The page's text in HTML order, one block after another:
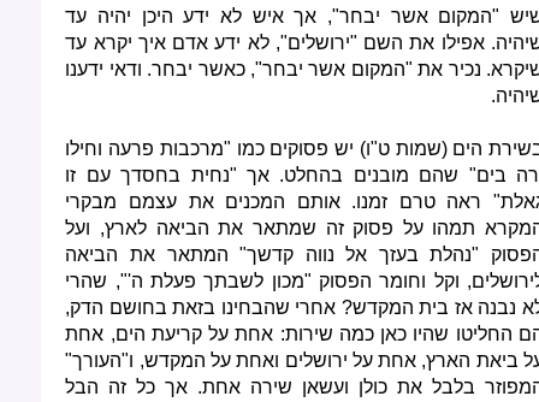
"המקום אשר יבחר", אך איש לא ידע היכן יהיה עד
אפילו את השם "ירושלים", לא ידע אדם איך יקרא עד
נכיר את "המקום אשר יבחר", כאשר יבחר. ודאי ידענו
הים (שמות ט"ו) יש פסוקים כמו "מרכבות פרעה וחילו
בים" שהם מובנים בהחלט. אך "נחית בחסדך עם זו
ראה טרם זמנו. אותם המכנים את עצמם מבקרי
תמהו על פסוק זה שמתאר את הביאה לארץ, ועל
"נהלת בעזך אל נווה קדשך" המתאר את הביאה
וקל וחומר הפסוק "מכון לשבתך פעלת ה'", שהרי
נבנה אז בית המקדש? אחרי שהבחינו בזאת בחושם הדק,
החליטו שהיו כאן כמה שירות: אחת על קריעת הים, אחת
ביאת הארץ, אחת על ירושלים ואחת על המקדש, ו"העורך"
בלבל את כולן ועשאן שירה אחת. אך כל זה הבל